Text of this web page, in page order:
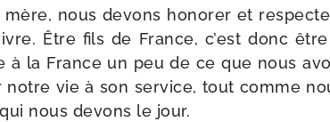
nous devons hono­rer et
Être fils de France, c’est donc
à la France un peu de ce que nous
notre vie à son ser­vice, tout comme
nous devons le jour.